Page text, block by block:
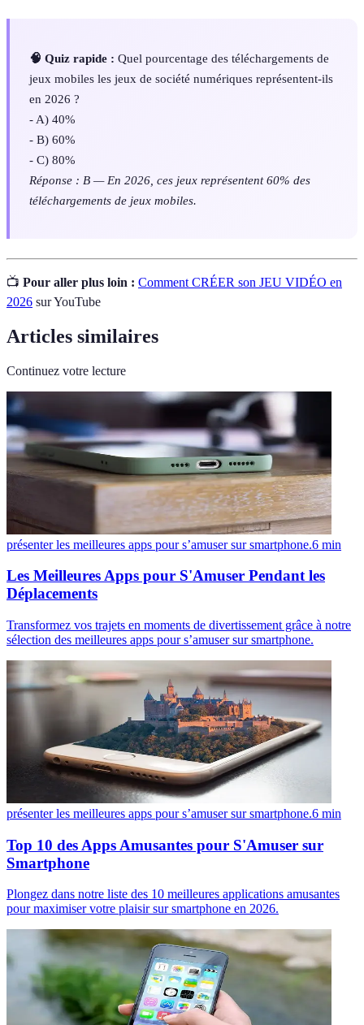
🧠 Quiz rapide : Quel pourcentage des téléchargements de
jeux mobiles les jeux de société numériques représentent-ils
en 2026 ?
- A) 40%
- B) 60%
- C) 80%
Réponse : B — En 2026, ces jeux représentent 60% des
téléchargements de jeux mobiles.
📺 Pour aller plus loin : Comment CRÉER son JEU VIDÉO en
2026 sur YouTube
Articles similaires
Continuez votre lecture
présenter les meilleures apps pour s’amuser sur smartphone.6 min
Les Meilleures Apps pour S'Amuser Pendant les
Déplacements
Transformez vos trajets en moments de divertissement grâce à notre
sélection des meilleures apps pour s’amuser sur smartphone.
présenter les meilleures apps pour s’amuser sur smartphone.6 min
Top 10 des Apps Amusantes pour S'Amuser sur
Smartphone
Plongez dans notre liste des 10 meilleures applications amusantes
pour maximiser votre plaisir sur smartphone en 2026.